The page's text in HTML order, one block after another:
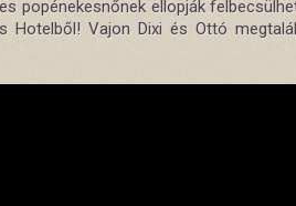
popénekesnőnek ellopják
Hotelből! Vajon Dixi és Ottó